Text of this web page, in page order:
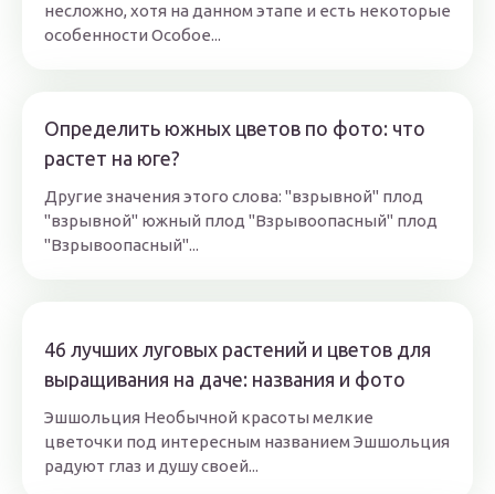
несложно, хотя на данном этапе и есть некоторые
особенности Особое...
Определить южных цветов по фото: что
растет на юге?
Другие значения этого слова: "взрывной" плод
"взрывной" южный плод "Взрывоопасный" плод
"Взрывоопасный"...
46 лучших луговых растений и цветов для
выращивания на даче: названия и фото
Эшшольция Необычной красоты мелкие
цветочки под интересным названием Эшшольция
радуют глаз и душу своей...